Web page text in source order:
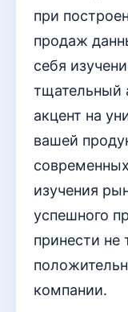
при
продаж
себя
тщательный
акцент на
вашей
изучения
успешного
принести не
компании.